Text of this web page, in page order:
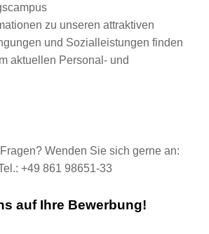
zu unseren attraktiven
und Sozialleistungen finden
aktuellen Personal- und
Wenden Sie sich gerne an:
+49 861 98651-33
auf Ihre Bewerbung!